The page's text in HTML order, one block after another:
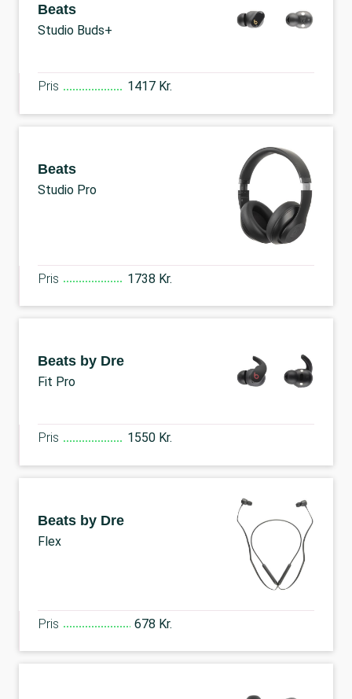
Beats
Studio Buds+
Pris 1417 Kr.
Beats
Studio Pro
Pris 1738 Kr.
Beats by Dre
Fit Pro
Pris 1550 Kr.
Beats by Dre
Flex
Pris 678 Kr.